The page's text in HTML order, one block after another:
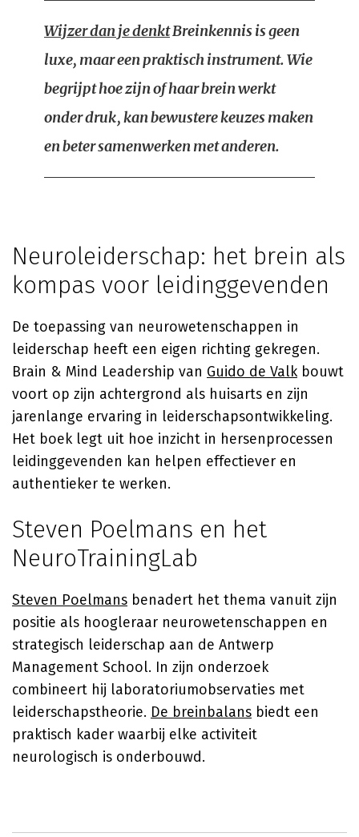
Wijzer dan je denktBreinkennis is geen
luxe, maar een praktisch instrument. Wie
begrijpt hoe zijn of haar brein werkt
onder druk, kan bewustere keuzes maken
en beter samenwerken met anderen.
Neuroleiderschap: het brein als
kompas voor leidinggevenden
De toepassing van neurowetenschappen in
leiderschap heeft een eigen richting gekregen.
Brain & Mind Leadership van Guido de Valkbouwt
voort op zijn achtergrond als huisarts en zijn
jarenlange ervaring in leiderschapsontwikkeling.
Het boek legt uit hoe inzicht in hersenprocessen
leidinggevenden kan helpen effectiever en
authentieker te werken.
Steven Poelmans en het
NeuroTrainingLab
Steven Poelmans benadert het thema vanuit zijn
positie als hoogleraar neurowetenschappen en
strategisch leiderschap aan de Antwerp
Management School. In zijn onderzoek
combineert hij laboratoriumobservaties met
leiderschapstheorie. De breinbalans biedt een
praktisch kader waarbij elke activiteit
neurologisch is onderbouwd.